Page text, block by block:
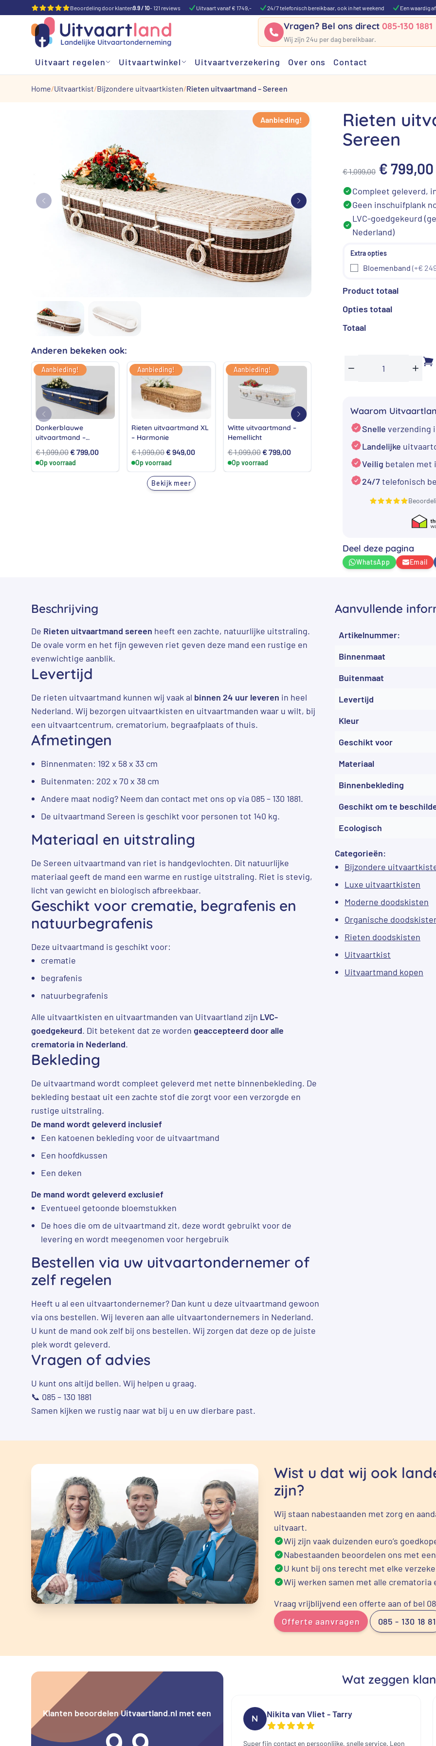
Beoordeling door klanten9.9 / 10- 121 reviews Uitvaart vanaf € 1749,- 24/7 telefonisch bereikbaar, ook in het weekend Een waardig
Vragen? Bel ons direct085-130 1881
Wij zijn 24u per dag bereikbaar.
Uitvaart regelen Uitvaartwinkel Uitvaartverzekering Over ons Contact
Home Uitvaartkist Bijzondere uitvaartkisten Rieten uitvaartmand – Sereen
Aanbieding!
Anderen bekeken ook:
Aanbieding!
Donkerblauwe
uitvaartmand –
€1.099,00 Oorspronkelijke
prijs
was:
€799,00Huidige
is:
Op voorraad
Aanbieding!
Rieten uitvaartmand XL
– Harmonie
€1.099,00Oorspronkelijke
prijs
was:
€ 1.099,00.
€949,00Huidige
is:
€ 949,00.
Op voorraad
Aanbieding!
Witte uitvaartmand –
Hemellicht
€1.099,00 Oorspronkelijke
prijs
was:
€799,00Huidige
is:
Op voorraad
Aanbieding!
Uitvaartmand – Rustiek
1.099,00Oorspronkelijke
prijs
was:
€ 1.099,00.
€799,00Huidige
prijs
€ 799,00.
Op voorraad
€
Op
Bekijk meer
Rieten
Sereen
€1.099,00
prijs
was:
€
€799,00
Compleet geleverd,
Geen inschuifplank
LVC-goedgekeurd
Nederland)
Bloemenband (+€
Product totaal
Opties totaal
Totaal
Sereen
aantal
Waarom
Snelle verzending
Landelijke
Veilig betalen met
24/7telefonisch
Deel deze pagina
WhatsApp Email
Beschrijving
De Rieten uitvaartmand sereen heeft een zachte, natuurlijke uitstraling.
De ovale vorm en het fijn geweven riet geven deze mand een rustige en
evenwichtige aanblik.
Levertijd
De rieten uitvaartmand kunnen wij vaak al binnen 24 uur leveren in heel
Nederland. Wij bezorgen uitvaartkisten en uitvaartmanden waar u wilt, bij
een uitvaartcentrum, crematorium, begraafplaats of thuis.
Afmetingen
Binnenmaten: 192 x 58 x 33 cm
Buitenmaten: 202 x 70 x 38 cm
Andere maat nodig? Neem dan contact met ons op via 085 – 130 1881.
De uitvaartmand Sereen is geschikt voor personen tot 140 kg.
Materiaal en uitstraling
De Sereen uitvaartmand van riet is handgevlochten. Dit natuurlijke
materiaal geeft de mand een warme en rustige uitstraling. Riet is stevig,
licht van gewicht en biologisch afbreekbaar.
Geschikt voor crematie, begrafenis en
natuurbegrafenis
Deze uitvaartmand is geschikt voor:
crematie
begrafenis
natuurbegrafenis
Alle uitvaartkisten en uitvaartmanden van Uitvaartland zijn LVC-
goedgekeurd. Dit betekent dat ze worden geaccepteerd door alle
crematoria in Nederland.
Bekleding
De uitvaartmand wordt compleet geleverd met nette binnenbekleding. De
bekleding bestaat uit een zachte stof die zorgt voor een verzorgde en
rustige uitstraling.
De mand wordt geleverd inclusief
Een katoenen bekleding voor de uitvaartmand
Een hoofdkussen
Een deken
De mand wordt geleverd exclusief
Eventueel getoonde bloemstukken
De hoes die om de uitvaartmand zit, deze wordt gebruikt voor de
levering en wordt meegenomen voor hergebruik
Bestellen via uw uitvaartondernemer of
zelf regelen
Heeft u al een uitvaartondernemer? Dan kunt u deze uitvaartmand gewoon
via ons bestellen. Wij leveren aan alle uitvaartondernemers in Nederland.
U kunt de mand ook zelf bij ons bestellen. Wij zorgen dat deze op de juiste
plek wordt geleverd.
Vragen of advies
U kunt ons altijd bellen. Wij helpen u graag.
📞 085 – 130 1881
Samen kijken we rustig naar wat bij u en uw dierbare past.
Aanvullende
Artikelnummer:
Binnenmaat
Buitenmaat
Levertijd
Kleur
Geschikt voor
Materiaal
Binnenbekleding
Geschikt om te
Ecologisch
Categorieën:
Bijzondere
Luxe uitvaartkisten
Moderne doodskisten
Organische
Rieten doodskisten
Uitvaartkist
Uitvaartmand kopen
Wist u dat wij ook
zijn?
Wij staan nabestaanden met zorg en
uitvaart.
Wij zijn vaak duizenden euro’s
Nabestaanden beoordelen ons met
U kunt bij ons terecht met elke
Wij werken samen met alle crematoria
Vraag vrijblijvend een offerte aan of bel
Offerte aanvragen
085 - 130 18 81
Klanten beoordelen Uitvaartland.nl met een
Wat zeggen
N Nikita van Vliet - Tarry
Super fijn contact en persoonlijke, snelle service. Leon